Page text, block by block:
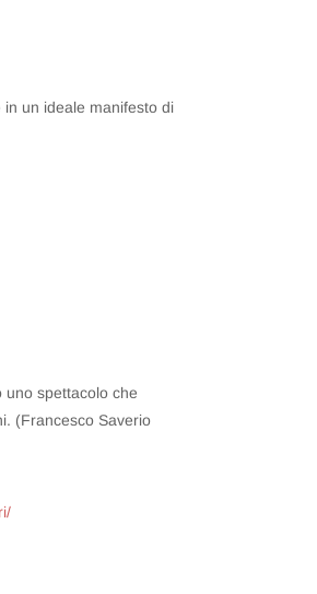
un ideale manifesto di
spettacolo che
(Francesco Saverio